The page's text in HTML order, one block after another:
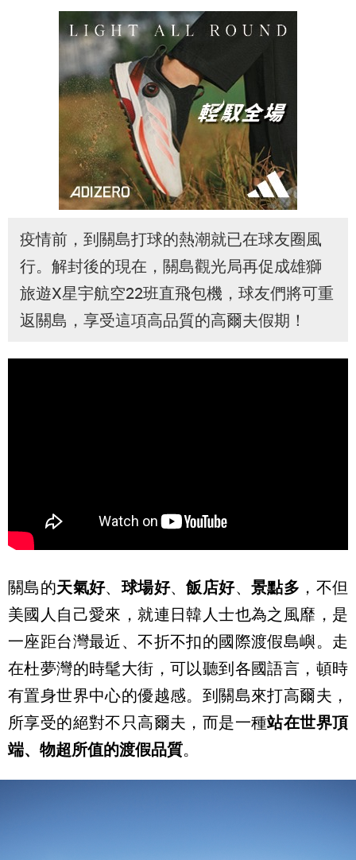
疫情前，到關島打球的熱潮就已在球友圈風
行。解封後的現在，關島觀光局再促成雄獅
旅遊X星宇航空22班直飛包機，球友們將可重
返關島，享受這項高品質的高爾夫假期！
關島的天氣好、球場好、飯店好、景點多 ，不但
美國人自己愛來，就連日韓人士也為之風靡，是
一座距台灣最近、不折不扣的國際渡假島嶼。走
在杜夢灣的時髦大街，可以聽到各國語言，頓時
有置身世界中心的優越感。到關島來打高爾夫，
所享受的絕對不只高爾夫，而是一種站在世界頂
端、物超所值的渡假品質。